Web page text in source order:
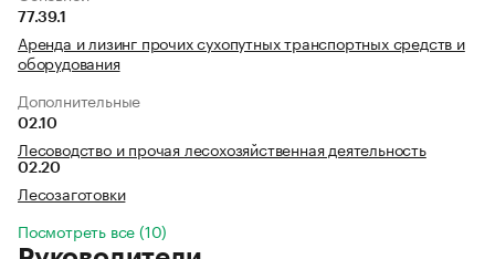
77.39.1
Аренда и лизинг прочих сухопутных транспортных средств и
оборудования
Дополнительные
02.10
Лесоводство и прочая лесохозяйственная деятельность
02.20
Лесозаготовки
Посмотреть все (10)